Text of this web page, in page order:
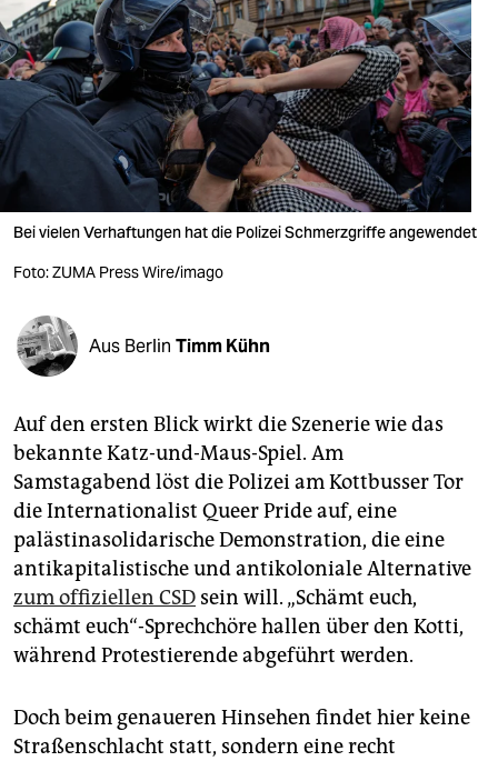
wahrheit
verlag
verlag
veranstaltungen
fragen & hilfe
unterstützen
abo
genossenschaft
epaper login
Bei vielen Verhaftungen hat die Polizei Schmerzgriffe angewendet
Foto: ZUMA Press Wire/imago
Aus Berlin Timm Kühn
Auf den ersten Blick wirkt die Szenerie wie das
bekannte Katz-und-Maus-Spiel. Am
Samstagabend löst die Polizei am Kottbusser Tor
die Internationalist Queer Pride auf, eine
palästinasolidarische Demonstration, die eine
antikapitalistische und antikoloniale Alternative
zum offiziellen CSD sein will. „Schämt euch,
schämt euch“-Sprechchöre hallen über den Kotti,
während Protestierende abgeführt werden.
Doch beim genaueren Hinsehen findet hier keine
Straßenschlacht statt, sondern eine recht